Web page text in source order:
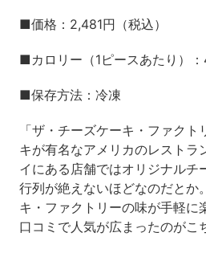
■価格：2,481円（税込）
■カロリー（1ピースあたり）
■保存方法：冷凍
「ザ・チーズケーキ・ファク
キが有名なアメリカのレストラ
イにある店舗ではオリジナルチ
行列が絶えないほどなのだとか
キ・ファクトリーの味が手軽に
口コミで人気が広まったのがこ